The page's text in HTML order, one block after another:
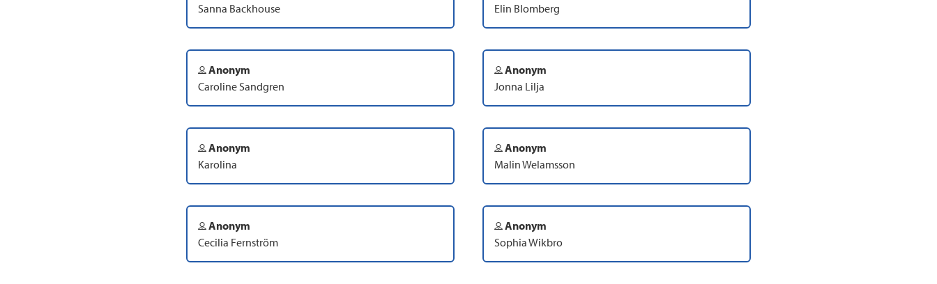
Sanna Backhouse
Anonym
Caroline Sandgren
Anonym
Karolina
Anonym
Cecilia Fernström
Elin Blomberg
Anonym
Jonna Lilja
Anonym
Malin Welamsson
Anonym
Sophia Wikbro